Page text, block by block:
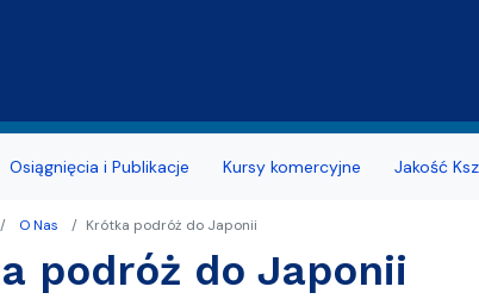
dla WE i WZ
z lektoratów
Osiągnięcia i Publikacje Kursy komercyjne Jakość
O Nas Krótka podróż do Japonii
podróż do Japonii